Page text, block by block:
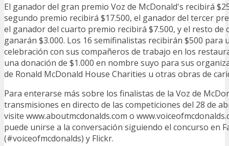
El ganador del gran premio Voz de McDonald's recibirá
segundo premio recibirá $17.500, el ganador del tercer
el ganador del cuarto premio recibirá $7.500, y el resto de
ganarán $3.000. Los 16 semifinalistas recibirán $500 para
celebración con sus compañeros de trabajo en los
una donación de $1.000 en nombre suyo para sus
de Ronald McDonald House Charities u otras obras de
Para enterarse más sobre los finalistas de la Voz de
transmisiones en directo de las competiciones del 28 de
visite www.aboutmcdonalds.com o
puede unirse a la conversación siguiendo el concurso en
(#voiceofmcdonalds) y Flickr.